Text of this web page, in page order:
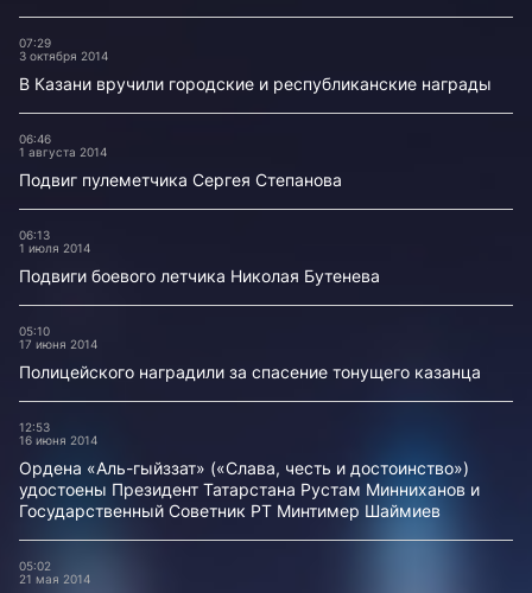
07:29
3 октября 2014
В Казани вручили городские и республиканские награды
06:46
1 августа 2014
Подвиг пулеметчика Сергея Степанова
06:13
1 июля 2014
Подвиги боевого летчика Николая Бутенева
05:10
17 июня 2014
Полицейского наградили за спасение тонущего казанца
12:53
16 июня 2014
Ордена «Аль-гыйззат» («Слава, честь и достоинство»)
удостоены Президент Татарстана Рустам Минниханов и
Государственный Советник РТ Минтимер Шаймиев
05:02
21 мая 2014